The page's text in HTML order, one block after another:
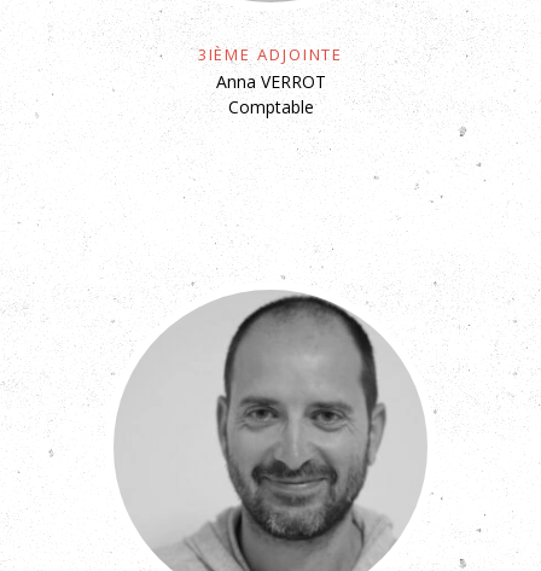
3ième Adjointe
Anna VERROT
Comptable